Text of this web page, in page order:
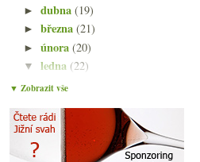
►dubna(19)
►března(21)
►února(20)
▼ledna (22)
Tři degustační pozvánky + pár
Jihoafrická degustace –
Cava ze sudu a dvakrát
Ztráty vinařského světa, Víno na
▼ Zobrazit vše